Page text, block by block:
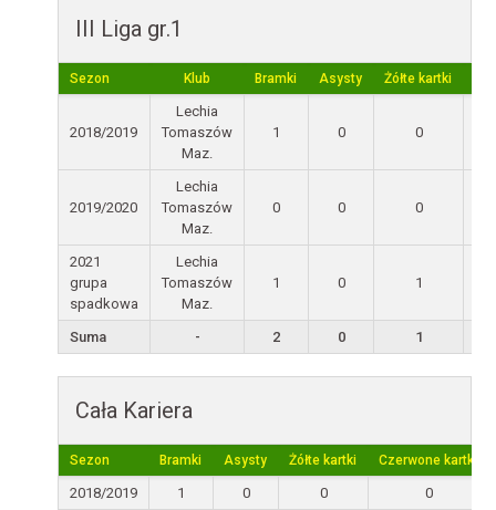
III Liga gr.1
Sezon Klub Bramki Asysty Żółte kartki
2018/2019
Lechia
Tomaszów
Maz.
1 0 0
2019/2020
Lechia
Tomaszów
Maz.
0 0 0
2021
grupa
spadkowa
Lechia
Tomaszów
Maz.
1 0 1
Suma - 2 0 1
Cała Kariera
Sezon Bramki Asysty Żółte kartki Czerwone kartki
2018/2019 1 0 0
0